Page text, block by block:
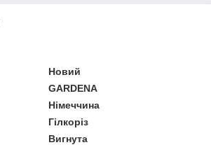
Новий
GARDENA
Німеччина
Гілкоріз
Вигнута